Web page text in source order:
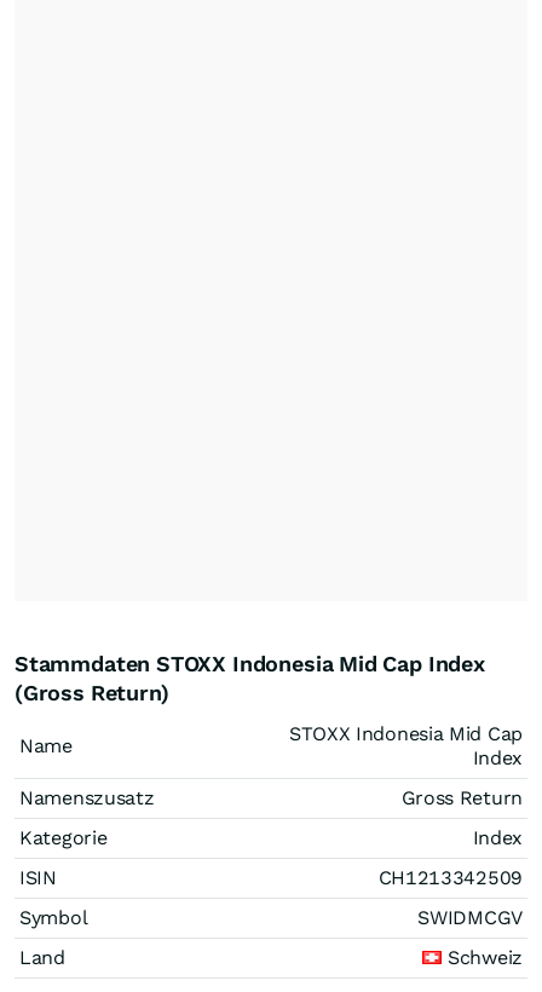
Stammdaten STOXX Indonesia Mid Cap Index
(Gross Return)
Name
STOXX Indonesia Mid Cap
Index
Namenszusatz
Gross Return
Kategorie
Index
ISIN
CH1213342509
Symbol
SWIDMCGV
Land
Schweiz